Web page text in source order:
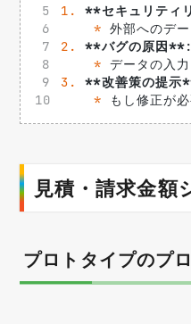
1. **セキュリティ
* 外部へのデ
2.
**バグの原因**
* データの入
3.
**改善策の提示
* もし修正が
見積・請求金額
プロトタイプのプ